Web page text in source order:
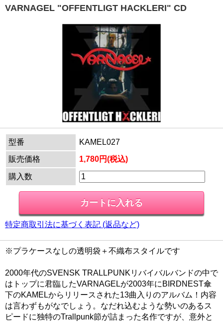
VARNAGEL "OFFENTLIGT HACKLERI" CD
型番
KAMEL027
販売価格
1,780円(税込)
購入数
特定商取引法に基づく表記 (返品など)
※プラケースなしの透明袋＋不織布スタイルです
2000年代のSVENSK TRALLPUNKリバイバルバンドの中で
はトップに君臨したVARNAGELが2003年にBIRDNEST傘
下のKAMELからリリースされた13曲入りのアルバム！内容
は言わずもがなでしょう。なだれ込むような勢いのあるス
ピードに独特のTrallpunk節が詰まった名作ですが、意外と